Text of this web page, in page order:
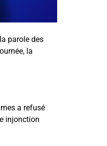
parole des
la
a refusé
injonction